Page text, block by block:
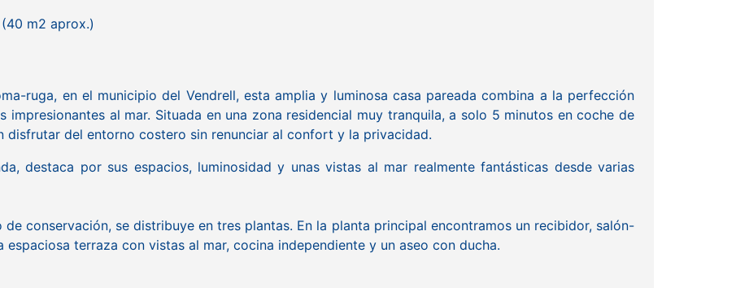
m2 aprox.)
ruga, en el municipio del Vendrell, esta amplia y luminosa casa pareada combina a la perfección
impresionantes al mar. Situada en una zona residencial muy tranquila, a solo 5 minutos en coche de
disfrutar del entorno costero sin renunciar al confort y la privacidad.
destaca por sus espacios, luminosidad y unas vistas al mar realmente fantásticas desde varias
conservación, se distribuye en tres plantas. En la planta principal encontramos un recibidor, salón-
terraza con vistas al mar, cocina independiente y un aseo con ducha.